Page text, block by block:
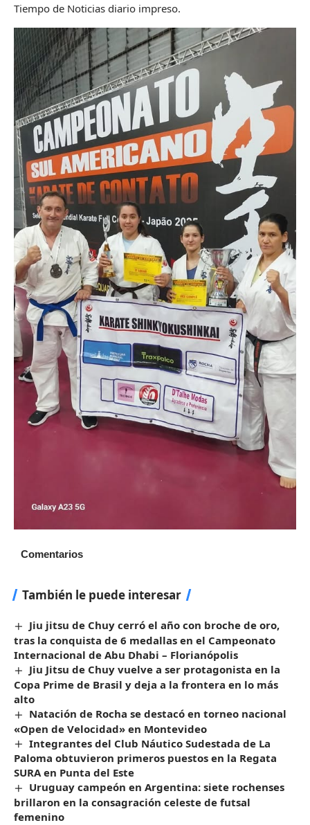
Tiempo de Noticias diario impreso.
Comentarios
También le puede interesar
Jiu jitsu de Chuy cerró el año con broche de oro,
tras la conquista de 6 medallas en el Campeonato
Internacional de Abu Dhabi – Florianópolis
Jiu Jitsu de Chuy vuelve a ser protagonista en la
Copa Prime de Brasil y deja a la frontera en lo más
alto
Natación de Rocha se destacó en torneo nacional
«Open de Velocidad» en Montevideo
Integrantes del Club Náutico Sudestada de La
Paloma obtuvieron primeros puestos en la Regata
SURA en Punta del Este
Uruguay campeón en Argentina: siete rochenses
brillaron en la consagración celeste de futsal
femenino